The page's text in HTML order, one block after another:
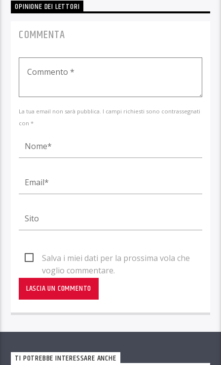
OPINIONE DEI LETTORI
COMMENTA
La tua email non sarà pubblica. I campi richiesti sono contrassegnati
con *
Salva i miei dati per la prossima vola che
voglio commentare.
TI POTREBBE INTERESSARE ANCHE